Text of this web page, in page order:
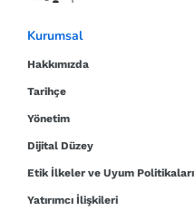
Kurumsal
Hakkımızda
Tarihçe
Yönetim
Dijital Düzey
Etik İlkeler ve Uyum Politikaları
Yatırımcı İlişkileri